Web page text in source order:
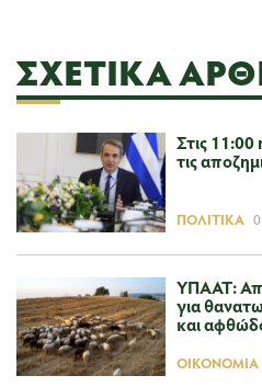
ΣΧΕΤΙΚΆ
Στις
τις
ΠΟΛΙΤΙΚΆ
ΥΠΑΑΤ:
για
και
ΟΙΚΟΝΟΜΊΑ